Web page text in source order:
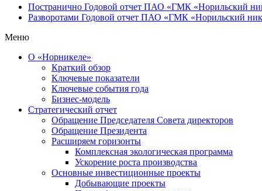
Постранично Годовой отчет ПАО «ГМК «Норильский
Разворотами Годовой отчет ПАО «ГМК «Норильский
Меню
О «Норникеле»
Краткий обзор
Ключевые показатели
Ключевые события года
Бизнес-модель
Стратегический отчет
Обращение Председателя Совета директоров
Обращение Президента
Расширяем горизонты
Комплексная экологическая программа
Ускорение роста производства
Основные инвестиционные проекты
Добывающие проекты